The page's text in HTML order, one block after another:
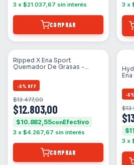
3 x $21.037,67 sin interés
COMPRAR
3 x
Ripped X Ena Sport
Quemador De Grasas -
Sabor
-5% OFF
$12.803,00
$13.477,00
$10.882,55con
3 x $4.267,67 sin interés
COMPRAR
-5%
3 x